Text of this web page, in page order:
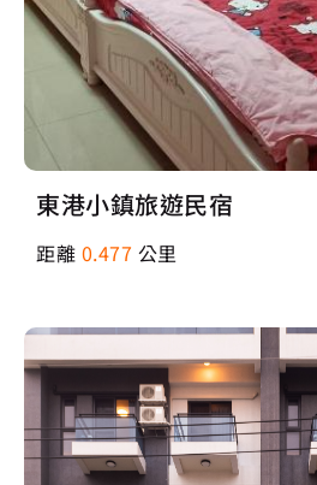
東港小鎮旅遊民宿
距離 0.477 公里